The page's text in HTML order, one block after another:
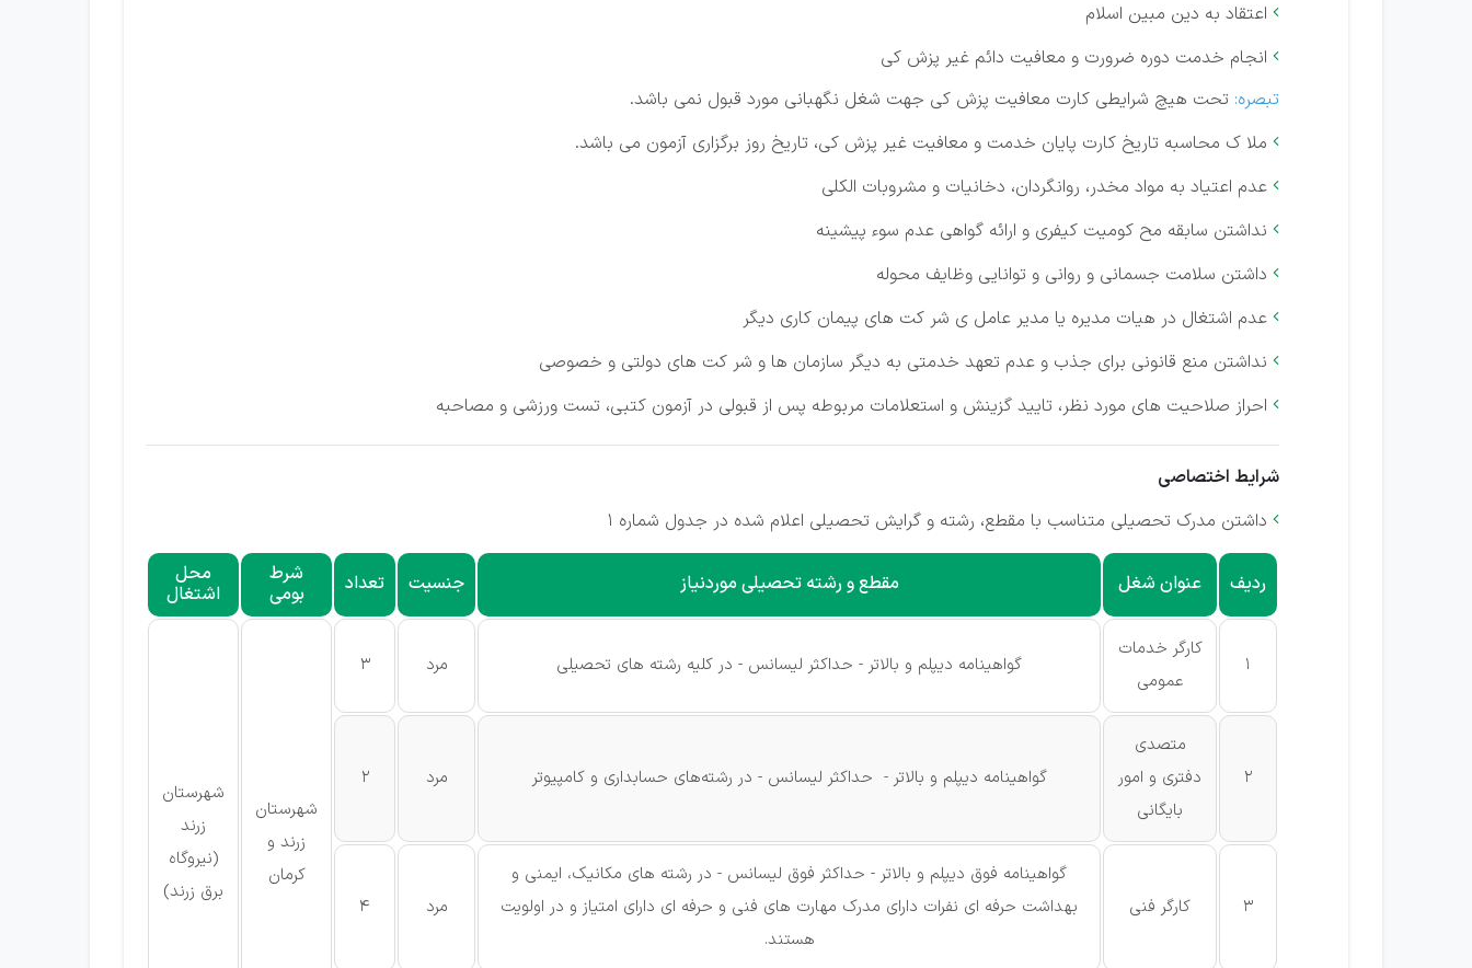
 اعتقاد به دین مبین اسلام
 انجام خدمت دوره ضرورت و معافیت دائم غیر پزش کی
تبصره: تحت هیچ شرایطی کارت معافیت پزش کی جهت شغل نگهبانی مورد قبول نمی باشد.
 ملا ک محاسبه تاریخ کارت پایان خدمت و معافیت غیر پزش کی، تاریخ روز برگزاری آزمون می باشد.
 عدم اعتیاد به مواد مخدر، روانگردان، دخانیات و مشروبات الکلی
 نداشتن سابقه مح کومیت کیفری و ارائه گواهی عدم سوء پیشینه
 داشتن سلامت جسمانی و روانی و توانایی وظایف محوله
 عدم اشتغال در هیات مدیره یا مدیر عامل ی شر کت های پیمان کاری دیگر
 نداشتن منع قانونی برای جذب و عدم تعهد خدمتی به دیگر سازمان ها و شر کت های دولتی و خصوصی
 احراز صلاحیت های مورد نظر، تایید گزینش و استعلامات مربوطه پس از قبولی در آزمون کتبی، تست ورزشی و مصاحبه
شرایط اختصاصی
 داشتن مدرک تحصیلی متناسب با مقطع، رشته و گرایش تحصیلی اعلام شده در جدول شماره 1
ردیف عنوان شغل مقطع و رشته تحصیلی موردنیاز جنسیت تعداد شرط
بومی
محل
اشتغال
1
کارگر خدمات
عمومی
گواهینامه دیپلم و بالاتر - حداکثر لیسانس - در کلیه رشته های تحصیلی مرد 3
شهرستان
زرند و
کرمان
شهرستان
زرند
(نیروگاه
برق زرند)
2
متصدی
دفتری و امور
بایگانی
گواهینامه دیپلم و بالاتر - حداکثر لیسانس - در رشته‌های حسابداری و کامپیوتر مرد 2
3 کارگر فنی
گواهینامه فوق دیپلم و بالاتر - حداکثر فوق لیسانس - در رشته های مکانیک، ایمنی و
بهداشت حرفه ای نفرات دارای مدرک مهارت های فنی و حرفه ای دارای امتیاز و در اولویت
هستند.
مرد 4